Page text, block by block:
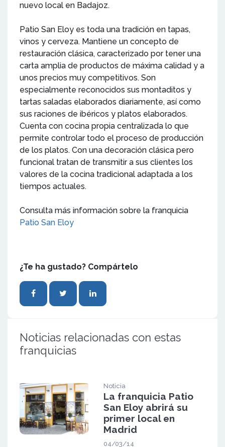
nuevo local en Badajoz.
Patio San Eloy es toda una tradición en tapas,
vinos y cerveza. Mantiene un concepto de
restauración clásica, caracterizado por tener una
carta amplia de productos de máxima calidad y a
unos precios muy competitivos. Son
especialmente reconocidos sus montaditos y
tartas saladas elaborados diariamente, así como
sus raciones de ibéricos y platos elaborados.
Cuenta con cocina propia centralizada lo que
permite controlar todo el proceso de producción
de los platos. Con una decoración clásica pero
funcional tratan de transmitir a sus clientes los
valores de la cocina tradicional adaptada a los
tiempos actuales.
Consulta más información sobre la franquicia
Patio San Eloy
¿Te ha gustado? Compártelo
Noticias relacionadas con estas
franquicias
Noticia
La franquicia Patio
San Eloy abrirá su
primer local en
Madrid
04/03/14